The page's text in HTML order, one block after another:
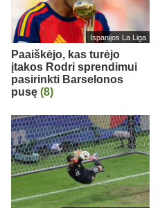
Ispanijos La Liga
Paaiškėjo, kas turėjo
įtakos Rodri sprendimui
pasirinkti Barselonos
pusę (8)